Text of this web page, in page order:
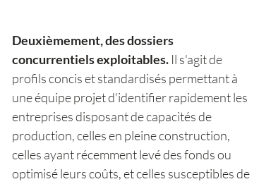
Deuxièmement, des dossiers
concurrentiels exploitables. Il s'agit de
profils concis et standardisés permettant à
une équipe projet d'identifier rapidement les
entreprises disposant de capacités de
production, celles en pleine construction,
celles ayant récemment levé des fonds ou
optimisé leurs coûts, et celles susceptibles de